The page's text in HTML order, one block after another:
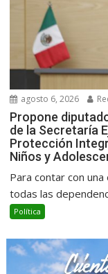
agosto 6, 2026
Propone
de la Secretaría
Protección
Niños y
Para contar con
todas las
Política